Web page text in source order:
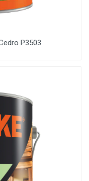
P3503